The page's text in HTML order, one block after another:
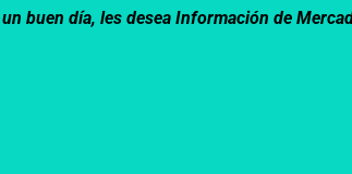
buen día, les desea Información de